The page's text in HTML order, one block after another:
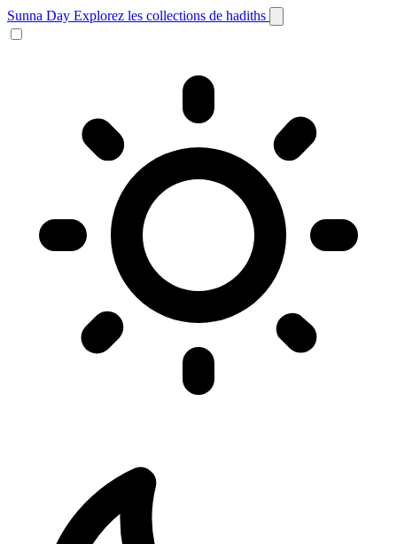
Sunna Day Explorez les collections de hadiths